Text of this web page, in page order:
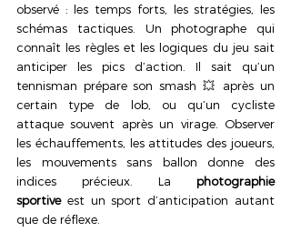
observé : les temps forts, les stratégies, les
schémas tactiques. Un photographe qui
connaît les règles et les logiques du jeu sait
anticiper les pics d’action. Il sait qu’un
tennisman prépare son smash 💥 après un
certain type de lob, ou qu’un cycliste
attaque souvent après un virage. Observer
les échauffements, les attitudes des joueurs,
les mouvements sans ballon donne des
indices précieux. La photographie
sportive est un sport d’anticipation autant
que de réflexe.